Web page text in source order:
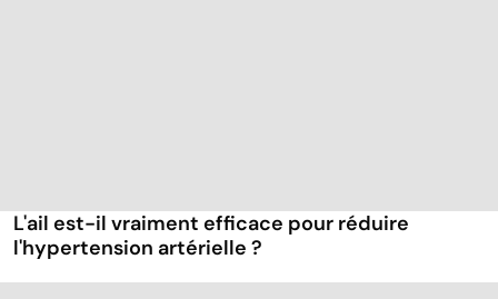
L'ail est-il vraiment efficace pour réduire
l'hypertension artérielle ?